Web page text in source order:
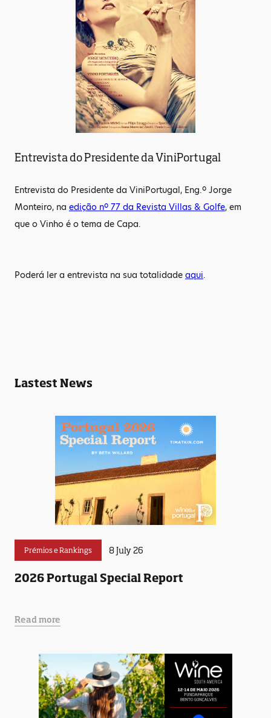
Entrevista do Presidente da ViniPortugal
Entrevista do Presidente da ViniPortugal, Eng.º Jorge
Monteiro, na edição nº 77 da Revista Villas & Golfe, em
que o Vinho é o tema de Capa.
Poderá ler a entrevista na sua totalidade aqui.
Lastest News
Prémios e Rankings 8 July 26
2026 Portugal Special Report
Read more